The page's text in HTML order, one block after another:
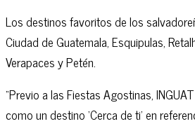
Los destinos favoritos de los
Ciudad de Guatemala, Esquipulas,
Verapaces y Petén.
“Previo a las Fiestas Agostinas,
como un destino ‘Cerca de ti’ en